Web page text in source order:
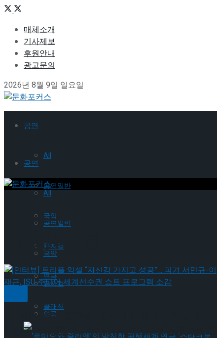
매체소개
기사제보
후원안내
광고문의
2026년 8월 9일 일요일
공연
All
공연일반
국악
뮤지컬
연극
클래식
공연
All
공연일반
국악
뮤지컬
연극
[태그:]타이틀
[인터뷰] 트리플 악셀 “자신감 가지고 성공”… 피겨
서민규-이재근, ISU 주니어 세계선수권 쇼트 프로그